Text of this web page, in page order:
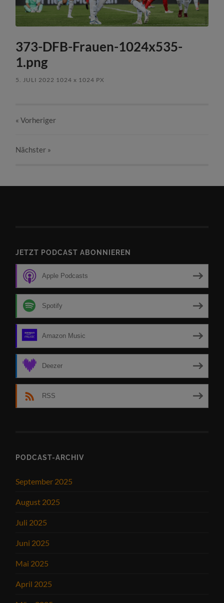
373-DFB-Frauen-1024x535-
1.png
5. JULI 2022 1024x 1024 PX
« Vorheriger
Nächster »
JETZT PODCAST ABONNIEREN
Apple Podcasts
Spotify
Amazon Music
Deezer
RSS
PODCAST-ARCHIV
September 2025
August 2025
Juli 2025
Juni 2025
Mai 2025
April 2025